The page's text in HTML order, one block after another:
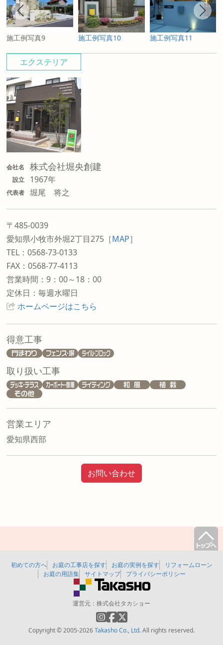
エクステリア
会社名 株式会社堀央創建
設立 1967年
代表者 堀尾 将之
〒485-0039
愛知県小牧市外堀2丁目275 ［MAP］
TEL：0568-73-0133
FAX：0568-77-4113
営業時間：9：00～18：00
定休日：毎週水曜日
ホームページはこちら
得意工事
取り扱い工事
営業エリア
愛知県西部
お問い合わせ
施工例写真9 施工例写真10 施工例写真11
初めての方へ お庭の工事店を探す お庭の実例を探す
リフォームローン
お庭の用語集
サイトマップ プライバシーポリシー
運営元： 株式会社タカショー
Copyright © 2005-2026Takasho Co., Ltd.All rights reserved.